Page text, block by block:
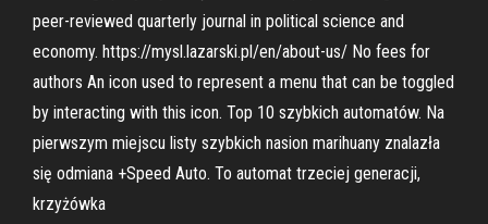
peer-reviewed quarterly journal in political science and
economy. https://mysl.lazarski.pl/en/about-us/ No fees for
authors An icon used to represent a menu that can be toggled
by interacting with this icon. Top 10 szybkich automatów. Na
pierwszym miejscu listy szybkich nasion marihuany znalazła
się odmiana +Speed Auto. To automat trzeciej generacji,
krzyżówka